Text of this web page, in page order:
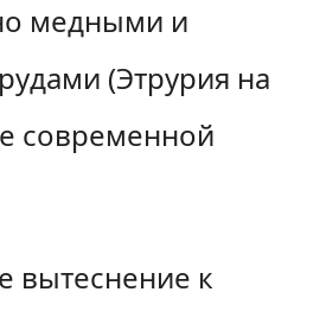
медными и
(Этрурия на
современной
вытеснение к